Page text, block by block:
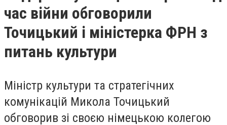
час війни обговорили
Точицький і міністерка ФРН з
питань культури
Міністр культури та стратегічних
комунікацій Микола Точицький
обговорив зі своєю німецькою колегою